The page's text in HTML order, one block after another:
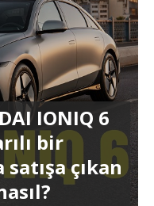
IONIQ 6
bir
çıkan